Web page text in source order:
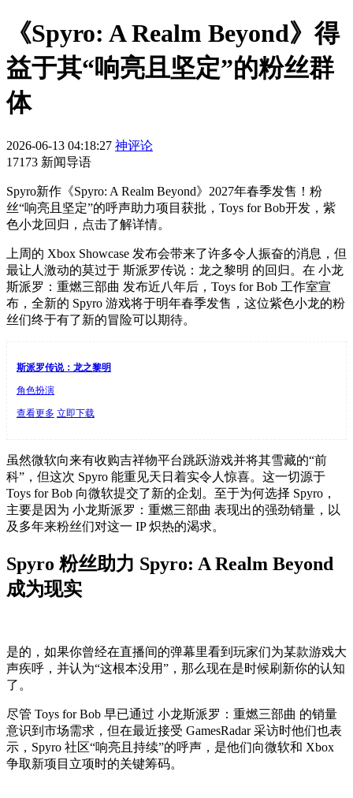
《Spyro: A Realm Beyond》得
益于其“响亮且坚定”的粉丝群
体
2026-06-13 04:18:27 神评论
17173 新闻导语
Spyro新作《Spyro: A Realm Beyond》2027年春季发售！粉
丝“响亮且坚定”的呼声助力项目获批，Toys for Bob开发，紫
色小龙回归，点击了解详情。
上周的 Xbox Showcase 发布会带来了许多令人振奋的消息，但
最让人激动的莫过于 斯派罗传说：龙之黎明 的回归。在 小龙
斯派罗：重燃三部曲 发布近八年后，Toys for Bob 工作室宣
布，全新的 Spyro 游戏将于明年春季发售，这位紫色小龙的粉
丝们终于有了新的冒险可以期待。
斯派罗传说：龙之黎明
角色扮演
查看更多 立即下载
虽然微软向来有收购吉祥物平台跳跃游戏并将其雪藏的“前
科”，但这次 Spyro 能重见天日着实令人惊喜。这一切源于
Toys for Bob 向微软提交了新的企划。至于为何选择 Spyro，
主要是因为 小龙斯派罗：重燃三部曲 表现出的强劲销量，以
及多年来粉丝们对这一 IP 炽热的渴求。
Spyro 粉丝助力 Spyro: A Realm Beyond
成为现实
是的，如果你曾经在直播间的弹幕里看到玩家们为某款游戏大
声疾呼，并认为“这根本没用”，那么现在是时候刷新你的认知
了。
尽管 Toys for Bob 早已通过 小龙斯派罗：重燃三部曲 的销量
意识到市场需求，但在最近接受 GamesRadar 采访时他们也表
示，Spyro 社区“响亮且持续”的呼声，是他们向微软和 Xbox
争取新项目立项时的关键筹码。